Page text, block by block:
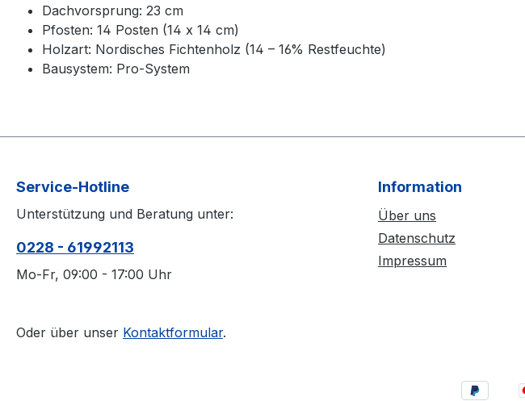
Dachvorsprung: 23 cm
Pfosten: 14 Posten (14 x 14 cm)
Holzart: Nordisches Fichtenholz (14 – 16% Restfeuchte)
Bausystem: Pro-System
Service-Hotline
Unterstützung und Beratung unter:
0228 - 61992113
Mo-Fr, 09:00 - 17:00 Uhr
Oder über unser Kontaktformular.
Information
Über uns
Datenschutz
Impressum